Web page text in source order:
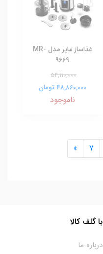
غذاساز مایر مدل MR-
9669
54,110,000
48,860,000 تومان
ناموجود
7
»
با گلف کالا
درباره ما